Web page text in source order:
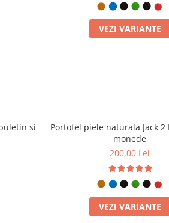
VEZI VARIANTE
si
Portofel piele naturala Jack 2
monede
200,00 Lei
VEZI VARIANTE